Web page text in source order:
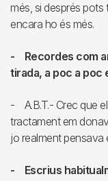
més, si després pots
encara ho és més.
- Recordes com
tirada, a poc a
- A.B.T.- Crec que
tractament em
jo realment pensava
- Escrius